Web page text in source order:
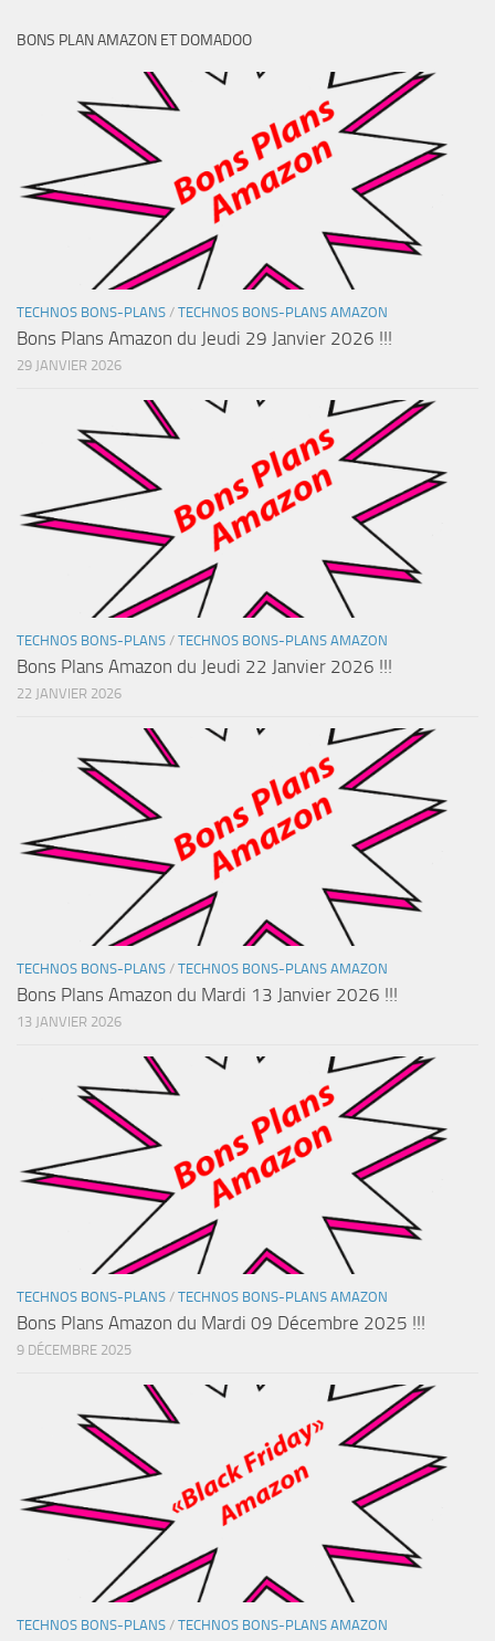
BONS PLAN AMAZON ET DOMADOO
TECHNOS BONS-PLANS / TECHNOS BONS-PLANS AMAZON
Bons Plans Amazon du Jeudi 29 Janvier 2026 !!!
29 JANVIER 2026
TECHNOS BONS-PLANS / TECHNOS BONS-PLANS AMAZON
Bons Plans Amazon du Jeudi 22 Janvier 2026 !!!
22 JANVIER 2026
TECHNOS BONS-PLANS / TECHNOS BONS-PLANS AMAZON
Bons Plans Amazon du Mardi 13 Janvier 2026 !!!
13 JANVIER 2026
TECHNOS BONS-PLANS / TECHNOS BONS-PLANS AMAZON
Bons Plans Amazon du Mardi 09 Décembre 2025 !!!
9 DÉCEMBRE 2025
TECHNOS BONS-PLANS / TECHNOS BONS-PLANS AMAZON